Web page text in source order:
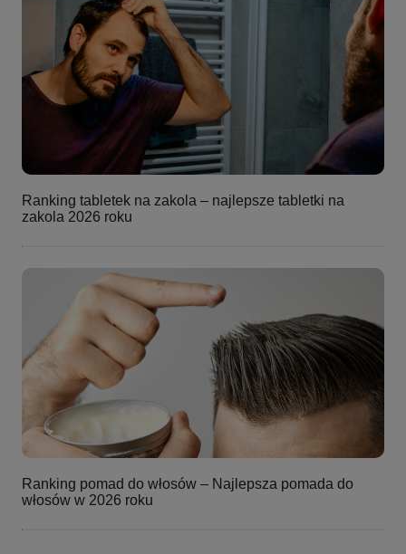
Ranking tabletek na zakola – najlepsze tabletki na
zakola 2026 roku
Ranking pomad do włosów – Najlepsza pomada do
włosów w 2026 roku